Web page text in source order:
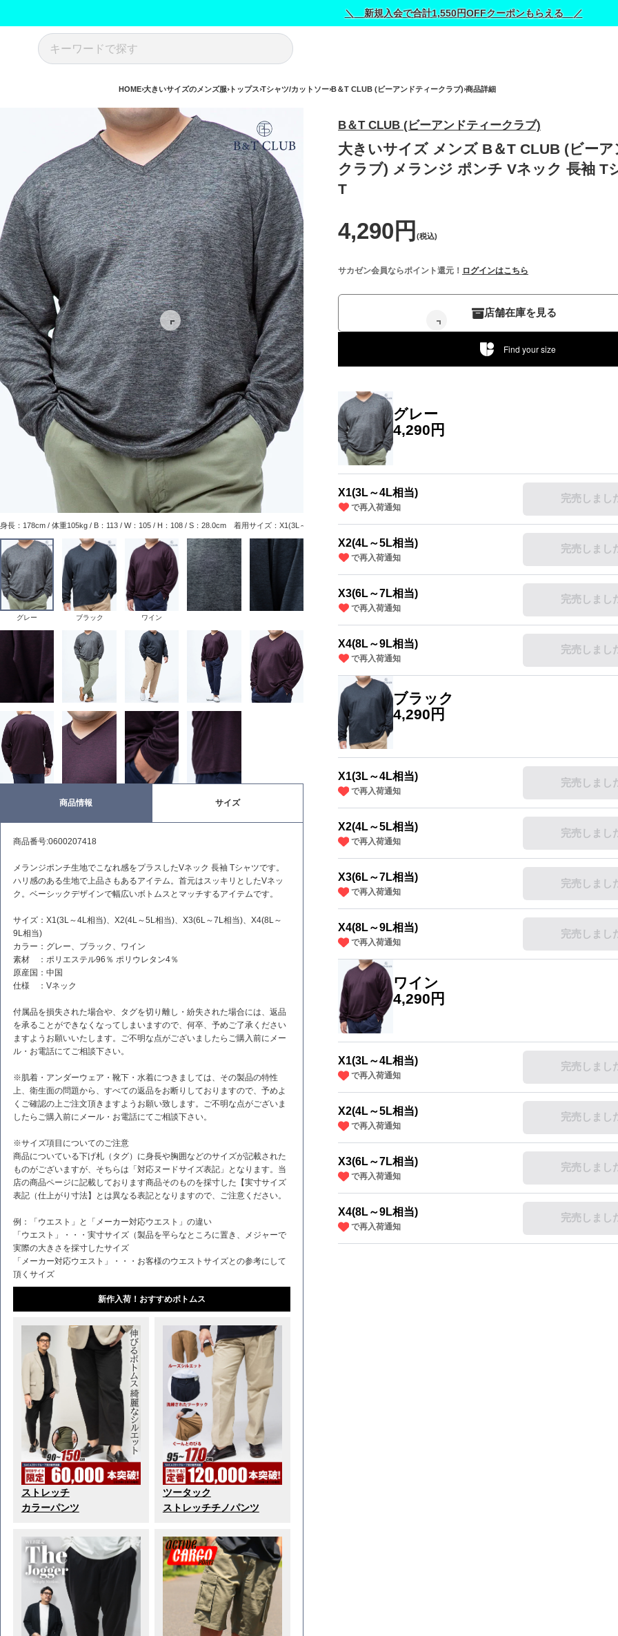
＼ 新規入会で合計1,550円OFFクーポンもらえる ／
HOME 大きいサイズのメンズ服 トップス Tシャツ/カットソー B＆T CLUB (ビーアンドティークラブ) 商品詳細
B＆T CLUB (ビーアンドティークラブ)
大きいサイズ メンズ B＆T CLUB (ビーア
クラブ) メランジ ポンチ Vネック 長袖 T
T
4,290円 (税込)
サカゼン会員ならポイント還元！ ログインはこちら
店舗在庫を見る
Find your size
グレー
4,290円
X1(3L～4L相当)
で再入荷通知
完売しまし
X2(4L～5L相当)
で再入荷通知
完売しまし
X3(6L～7L相当)
で再入荷通知
完売しまし
X4(8L～9L相当)
で再入荷通知
完売しまし
ブラック
4,290円
X1(3L～4L相当)
で再入荷通知
完売しまし
X2(4L～5L相当)
で再入荷通知
完売しまし
X3(6L～7L相当)
で再入荷通知
完売しまし
X4(8L～9L相当)
で再入荷通知
完売しまし
ワイン
4,290円
X1(3L～4L相当)
で再入荷通知
完売しまし
X2(4L～5L相当)
で再入荷通知
完売しまし
X3(6L～7L相当)
で再入荷通知
完売しまし
X4(8L～9L相当)
で再入荷通知
完売しまし
身長：178cm / 体重105kg / B：113 / W：105 / H：108 / S：28.0cm 着用サイズ：X1(3L～4L相当)
グレー ブラック ワイン
商品情報 サイズ
商品番号:0600207418
メランジポンチ生地でこなれ感をプラスしたVネック 長袖 Tシャツです。
ハリ感のある生地で上品さもあるアイテム。首元はスッキリとしたVネッ
ク。ベーシックデザインで幅広いボトムスとマッチするアイテムです。
サイズ：X1(3L～4L相当)、X2(4L～5L相当)、X3(6L～7L相当)、X4(8L～
9L相当)
カラー：グレー、ブラック、ワイン
素材 ：ポリエステル96％ ポリウレタン4％
原産国：中国
仕様 ：Vネック
付属品を損失された場合や、タグを切り離し・紛失された場合には、返品
を承ることができなくなってしまいますので、何卒、予めご了承ください
ますようお願いいたします。ご不明な点がございましたらご購入前にメー
ル・お電話にてご相談下さい。
※肌着・アンダーウェア・靴下・水着につきましては、その製品の特性
上、衛生面の問題から、すべての返品をお断りしておりますので、予めよ
くご確認の上ご注文頂きますようお願い致します。ご不明な点がございま
したらご購入前にメール・お電話にてご相談下さい。
※サイズ項目についてのご注意
商品についている下げ札（タグ）に身長や胸囲などのサイズが記載された
ものがございますが、そちらは「対応ヌードサイズ表記」となります。当
店の商品ページに記載しております商品そのものを採寸した【実寸サイズ
表記（仕上がり寸法】とは異なる表記となりますので、ご注意ください。
例：「ウエスト」と「メーカー対応ウエスト」の違い
「ウエスト」・・・実寸サイズ（製品を平らなところに置き、メジャーで
実際の大きさを採寸したサイズ
「メーカー対応ウエスト」・・・お客様のウエストサイズとの参考にして
頂くサイズ
新作入荷！おすすめボトムス
ストレッチ
カラーパンツ
ツータック
ストレッチチノパンツ